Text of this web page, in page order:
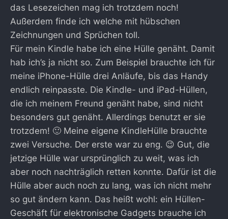
das Lesezeichen mag ich trotzdem noch!
Außerdem finde ich welche mit hübschen
Zeichnungen und Sprüchen toll.
Für mein Kindle habe ich eine Hülle genäht. Damit
hab ich’s ja nicht so. Zum Beispiel brauchte ich für
meine iPhone-Hülle drei Anläufe, bis das Handy
endlich reinpasste. Die Kindle- und iPad-Hüllen,
die ich meinem Freund genäht habe, sind nicht
besonders gut genäht. Allerdings benutzt er sie
trotzdem! 🙂 Meine eigene KindleHülle brauchte
zwei Versuche. Der erste war zu eng. 😉 Gut, die
jetzige Hülle war ursprünglich zu weit, was ich
aber noch nachträglich retten konnte. Dafür ist die
Hülle aber auch noch zu lang, was ich nicht mehr
so gut ändern kann. Das heißt wohl: ein Hüllen-
Geschäft für elektronische Gadgets brauche ich